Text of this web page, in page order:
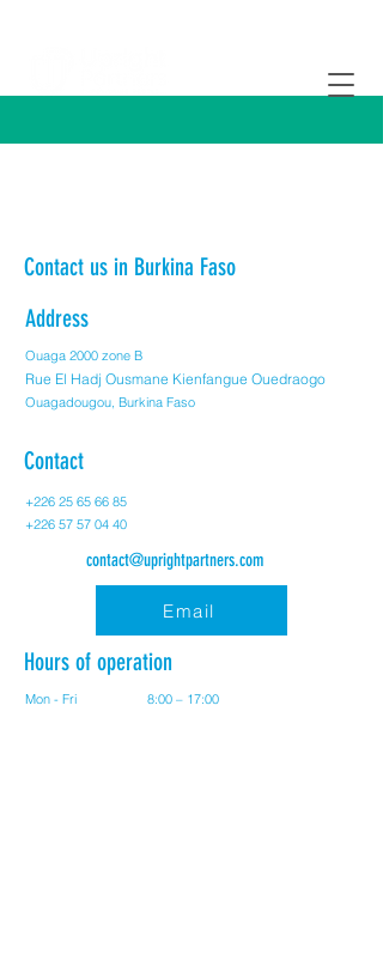
Contact us in Burkina Faso
Address
Ouaga 2000 zone B
Rue El Hadj Ousmane Kienfangue Ouedraogo
Ouagadougou, Burkina Faso
Contact
+226 25 65 66 85
+226 57 57 04 40
contact@uprightpartners.com
Email
Hours of operation
Mon - Fri 8:00 – 17:00